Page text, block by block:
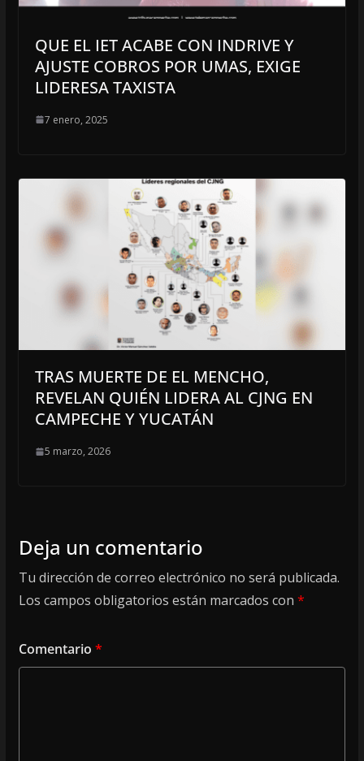
QUE EL IET ACABE CON INDRIVE Y
AJUSTE COBROS POR UMAS, EXIGE
LIDERESA TAXISTA
7 enero, 2025
TRAS MUERTE DE EL MENCHO,
REVELAN QUIÉN LIDERA AL CJNG EN
CAMPECHE Y YUCATÁN
5 marzo, 2026
Deja un comentario
Tu dirección de correo electrónico no será publicada.
Los campos obligatorios están marcados con *
Comentario *